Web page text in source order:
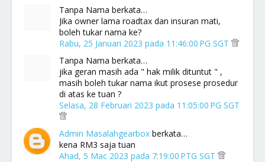
Tanpa Nama berkata…
Jika owner lama roadtax dan insuran mati,
boleh tukar nama ke?
Rabu, 25 Januari 2023 pada 11:46:00 PG SGT
Tanpa Nama berkata…
jika geran masih ada " hak milik dituntut " ,
masih boleh tukar nama ikut prosese prosedur
di atas ke tuan ?
Selasa, 28 Februari 2023 pada 11:05:00 PG SGT
Admin Masalahgearbox berkata…
kena RM3 saja tuan
Ahad, 5 Mac 2023 pada 7:19:00 PTG SGT